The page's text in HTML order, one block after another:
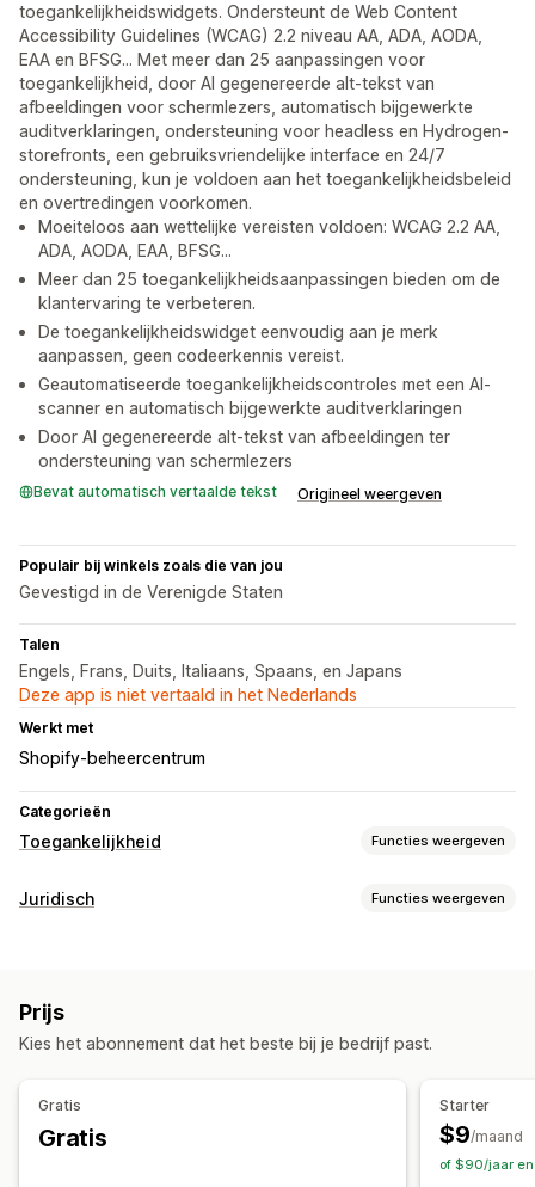
toegankelijkheidswidgets. Ondersteunt de Web Content
Accessibility Guidelines (WCAG) 2.2 niveau AA, ADA, AODA,
EAA en BFSG... Met meer dan 25 aanpassingen voor
toegankelijkheid, door AI gegenereerde alt-tekst van
afbeeldingen voor schermlezers, automatisch bijgewerkte
auditverklaringen, ondersteuning voor headless en Hydrogen-
storefronts, een gebruiksvriendelijke interface en 24/7
ondersteuning, kun je voldoen aan het toegankelijkheidsbeleid
en overtredingen voorkomen.
Moeiteloos aan wettelijke vereisten voldoen: WCAG 2.2 AA,
ADA, AODA, EAA, BFSG...
Meer dan 25 toegankelijkheidsaanpassingen bieden om de
klantervaring te verbeteren.
De toegankelijkheidswidget eenvoudig aan je merk
aanpassen, geen codeerkennis vereist.
Geautomatiseerde toegankelijkheidscontroles met een AI-
scanner en automatisch bijgewerkte auditverklaringen
Door AI gegenereerde alt-tekst van afbeeldingen ter
ondersteuning van schermlezers
Bevat automatisch vertaalde tekst Origineel weergeven
Populair bij winkels zoals die van jou
Gevestigd in de Verenigde Staten
Talen
Engels, Frans, Duits, Italiaans, Spaans, en Japans
Deze app is niet vertaald in het Nederlands
Werkt met
Shopify-beheercentrum
Categorieën
Toegankelijkheid Functies weergeven
Nalevingstypen
Verklaring
Toetsenbordnavigatie
Alt-tekst
Meerdere talen
Linkmarkeringen
Door AI aangestuurd
Juridisch Functies weergeven
Aanpassing
Prijs
Kies het abonnement dat het beste bij je bedrijf past.
Gratis
Gratis
Starter
$9/maand
of $90/jaar en